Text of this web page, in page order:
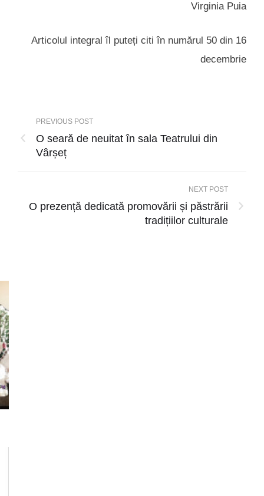
Virginia Puia
Articolul integral îl puteți citi în numărul 50 din 16
decembrie
PREVIOUS POST
O seară de neuitat în sala Teatrului din
Vârșeț
NEXT POST
O prezență dedicată promovării și păstrării
tradițiilor culturale